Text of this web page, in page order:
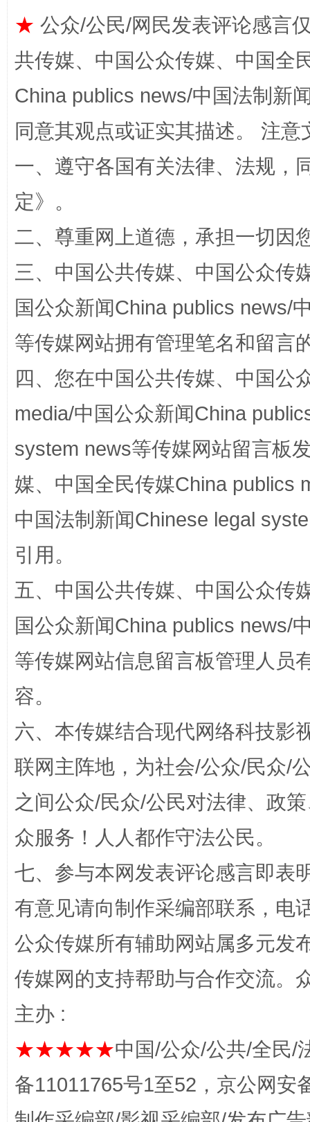
扯下公款旅游的“隐身衣” 如何以
“蜀中异人”王建安的艺术幻境
完善运行机制助力责任有效落实 一纸欠
东山县通报“牛蛙产品抗生素超标问题”
★ 公众/公民/网民发表评论感言
共传媒、中国公众传媒、中国全
China publics news/中国法制新
同意其观点或证实其描述。 注
一、遵守各国有关法律、法规，
定》。
二、尊重网上道德，承担一切因
三、中国公共传媒、中国公众传
国公众新闻China publics news/
等传媒网站拥有管理笔名和留言
四、您在中国公共传媒、中国公
media/中国公众新闻China
system news等传媒网站留言板
媒、中国全民传媒China publics
中国法制新闻Chinese legal
引用。
五、中国公共传媒、中国公众传
国公众新闻China publics news/
等传媒网站信息留言板管理人员
容。
六、本传媒结合现代网络科技影
联网主阵地，为社会/公众/民众/
之间公众/民众/公民对法律、政
众服务！人人都作守法公民。
七、参与本网发表评论感言即表
有意见请向制作采编部联系，电
公众传媒所有辅助网站属多元发
传媒网的支持帮助与合作交流。
主办 :
★★★★★中国/公众/公共/全民/
备11011765号1至52，京公网安